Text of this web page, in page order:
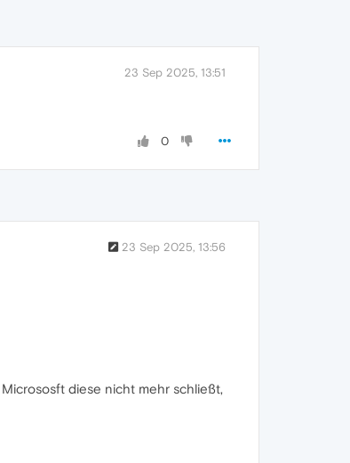
23 Sep 2025, 13:51
0
23 Sep 2025, 13:56
diese nicht mehr schließt,